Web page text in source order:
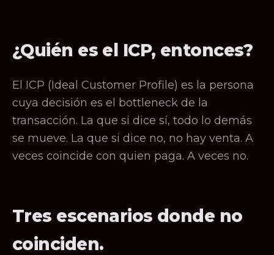
¿Quién es el ICP, entonces?
El ICP (Ideal Customer Profile) es la persona
cuya decisión es el bottleneck de la
transacción. La que si dice sí, todo lo demás
se mueve. La que si dice no, no hay venta. A
veces coincide con quien paga. A veces no.
Tres escenarios donde no
coinciden.